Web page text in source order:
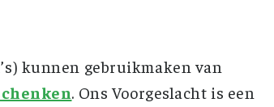
kunnen gebruikmaken van
. Ons Voorgeslacht is een